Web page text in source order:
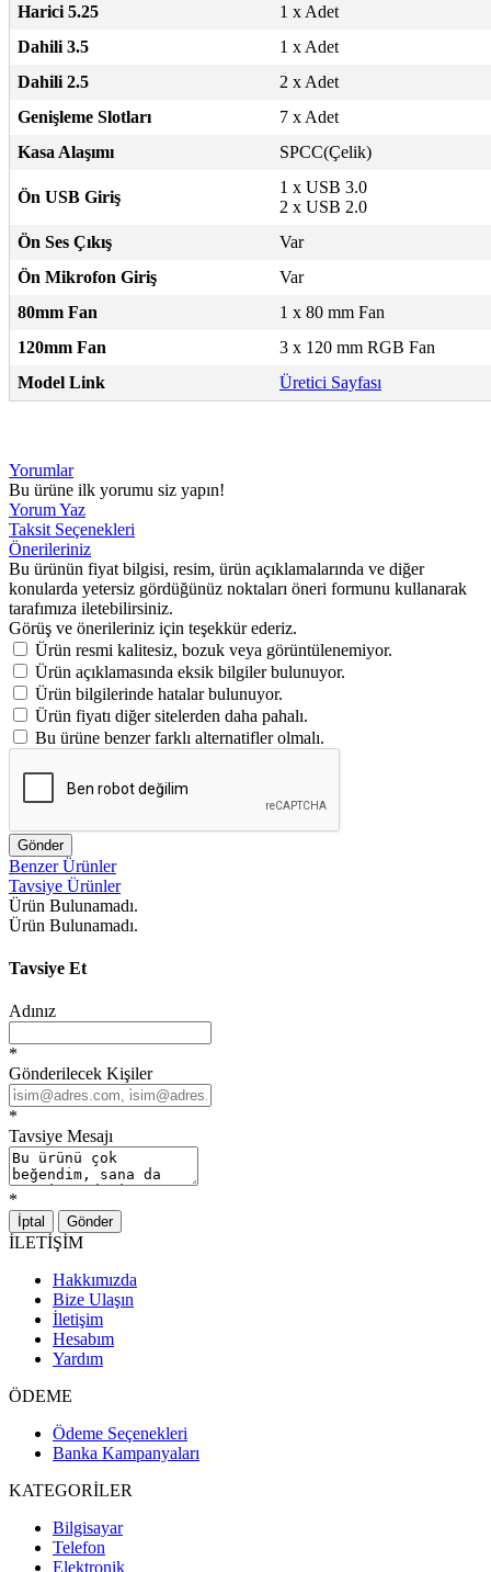
Harici 5.25
1 x Adet
Dahili 3.5
1 x Adet
Dahili 2.5
2 x Adet
Genişleme Slotları
7 x Adet
Kasa Alaşımı
SPCC(Çelik)
Ön USB Giriş
1 x USB 3.0
2 x USB 2.0
Ön Ses Çıkış
Var
Ön Mikrofon Giriş
Var
80mm Fan
1 x 80 mm Fan
120mm Fan
3 x 120 mm RGB Fan
Model Link
Üretici Sayfası
Yorumlar
Bu ürüne ilk yorumu siz yapın!
Yorum Yaz
Taksit Seçenekleri
Önerileriniz
Bu ürünün fiyat bilgisi, resim, ürün açıklamalarında ve diğer
konularda yetersiz gördüğünüz noktaları öneri formunu kullanarak
tarafımıza iletebilirsiniz.
Görüş ve önerileriniz için teşekkür ederiz.
Ürün resmi kalitesiz, bozuk veya görüntülenemiyor.
Ürün açıklamasında eksik bilgiler bulunuyor.
Ürün bilgilerinde hatalar bulunuyor.
Ürün fiyatı diğer sitelerden daha pahalı.
Bu ürüne benzer farklı alternatifler olmalı.
Gönder
Benzer Ürünler
Tavsiye Ürünler
Ürün Bulunamadı.
Ürün Bulunamadı.
Tavsiye Et
Adınız
*
Gönderilecek Kişiler
*
Tavsiye Mesajı
*
İptal Gönder
İLETİŞİM
Hakkımızda
Bize Ulaşın
İletişim
Hesabım
Yardım
ÖDEME
Ödeme Seçenekleri
Banka Kampanyaları
KATEGORİLER
Bilgisayar
Telefon
Elektronik